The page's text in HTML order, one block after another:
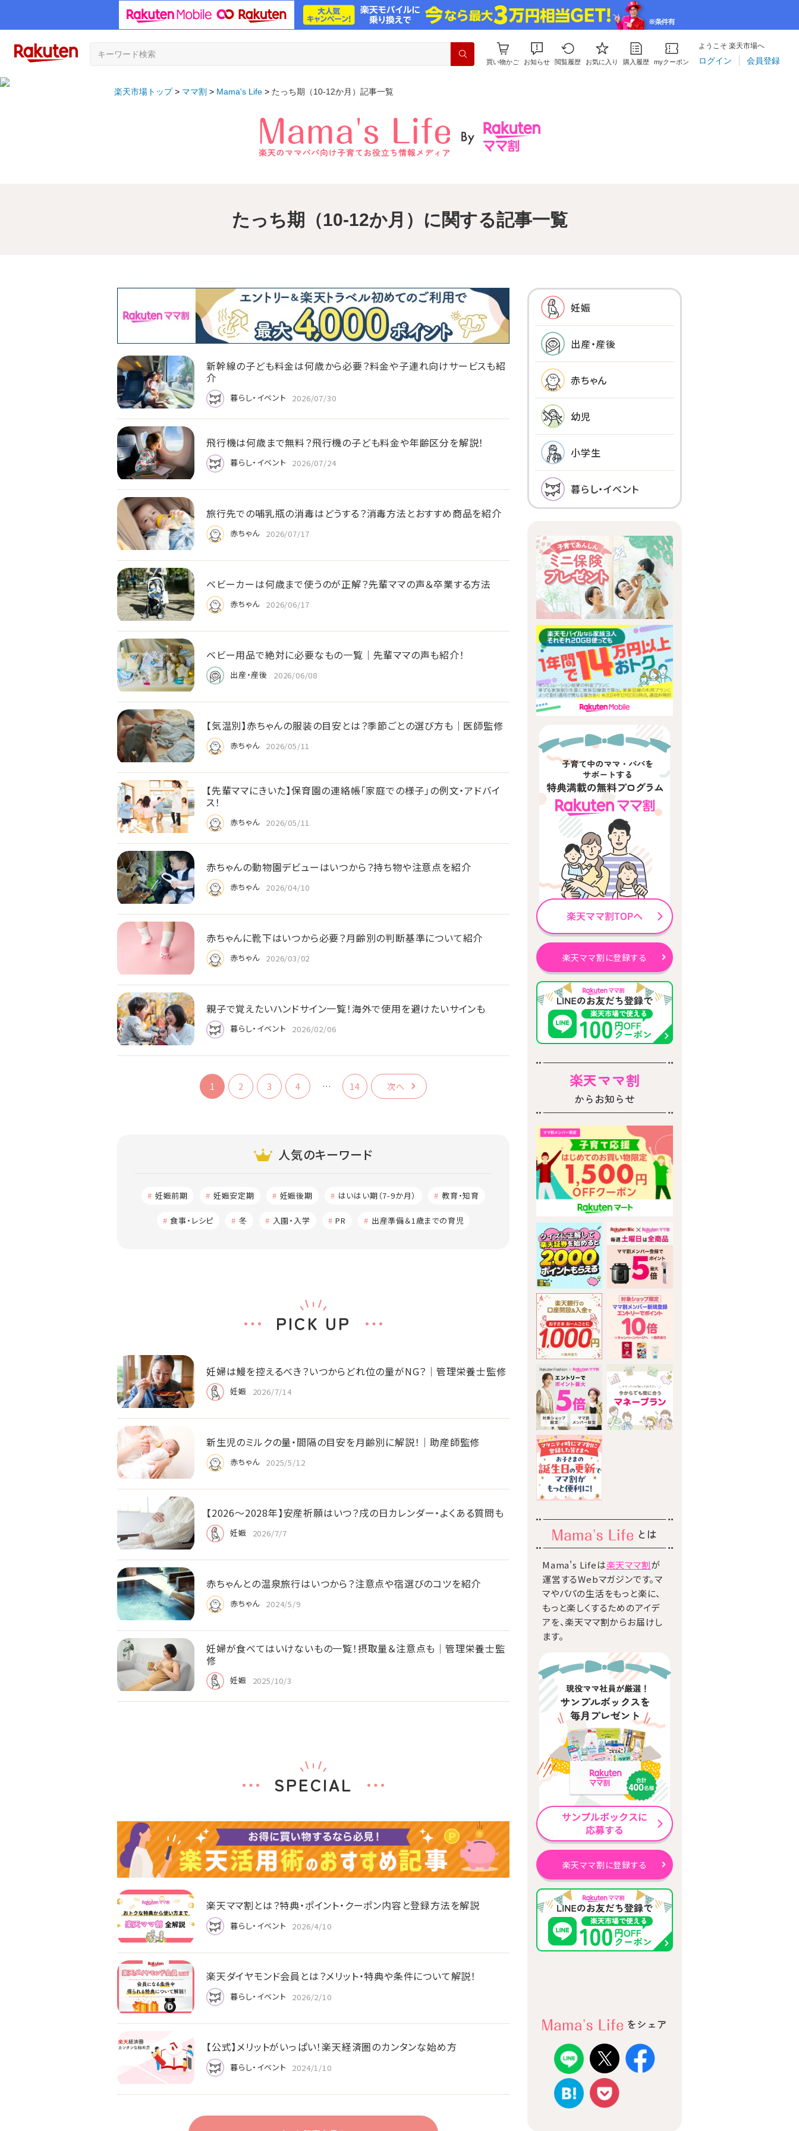
買い物かご お知らせ 閲覧履歴 お気に入り 購入履歴 myクーポン
ようこそ 楽天市場へ
ログイン 会員登録
楽天市場トップ ママ割 Mama's Life たっち期（10-12か月）記事一覧
たっち期（10-12か月）に関する記事一覧
新幹線の子ども料金は何歳から必要？料金や子連れ向けサービスも紹
介
暮らし・イベント 2026/07/30
飛行機は何歳まで無料？飛行機の子ども料金や年齢区分を解説！
暮らし・イベント 2026/07/24
旅行先での哺乳瓶の消毒はどうする？消毒方法とおすすめ商品を紹介
赤ちゃん 2026/07/17
ベビーカーは何歳まで使うのが正解？先輩ママの声＆卒業する方法
赤ちゃん 2026/06/17
ベビー用品で絶対に必要なもの一覧｜先輩ママの声も紹介！
出産・産後 2026/06/08
【気温別】赤ちゃんの服装の目安とは？季節ごとの選び方も｜医師監修
赤ちゃん 2026/05/11
【先輩ママにきいた】保育園の連絡帳「家庭での様子」の例文・アドバイ
ス！
赤ちゃん 2026/05/11
赤ちゃんの動物園デビューはいつから？持ち物や注意点を紹介
赤ちゃん 2026/04/10
赤ちゃんに靴下はいつから必要？月齢別の判断基準について紹介
赤ちゃん 2026/03/02
親子で覚えたいハンドサイン一覧！海外で使用を避けたいサインも
暮らし・イベント 2026/02/06
1 2 3 4 … 14 次へ
人気のキーワード
妊娠前期 妊娠安定期 妊娠後期 はいはい期（7-9か月） 教育・知育
食事・レシピ 冬 入園・入学 PR 出産準備＆1歳までの育児
PICK UP
妊婦は鰻を控えるべき？いつからどれ位の量がNG？│管理栄養士監修
妊娠 2026/7/14
新生児のミルクの量・間隔の目安を月齢別に解説！｜助産師監修
赤ちゃん 2025/5/12
【2026〜2028年】安産祈願はいつ？戌の日カレンダー・よくある質問も
妊娠 2026/7/7
赤ちゃんとの温泉旅行はいつから？注意点や宿選びのコツを紹介
赤ちゃん 2024/5/9
妊婦が食べてはいけないもの一覧！摂取量＆注意点も│管理栄養士監
修
妊娠 2025/10/3
SPECIAL
楽天ママ割とは？特典・ポイント・クーポン内容と登録方法を解説
暮らし・イベント 2026/4/10
楽天ダイヤモンド会員とは？メリット・特典や条件について解説！
暮らし・イベント 2026/2/10
【公式】メリットがいっぱい！楽天経済圏のカンタンな始め方
暮らし・イベント 2024/1/10
妊娠
出産・産後
赤ちゃん
幼児
小学生
暮らし・イベント
楽天ママ割に登録する
楽天ママ割
からお知らせ
とは
Mama's Lifeは楽天ママ割が
運営するWebマガジンです。マ
マやパパの生活をもっと楽に、
もっと楽しくするためのアイデ
アを、楽天ママ割からお届けし
ます。
楽天ママ割に登録する
をシェア